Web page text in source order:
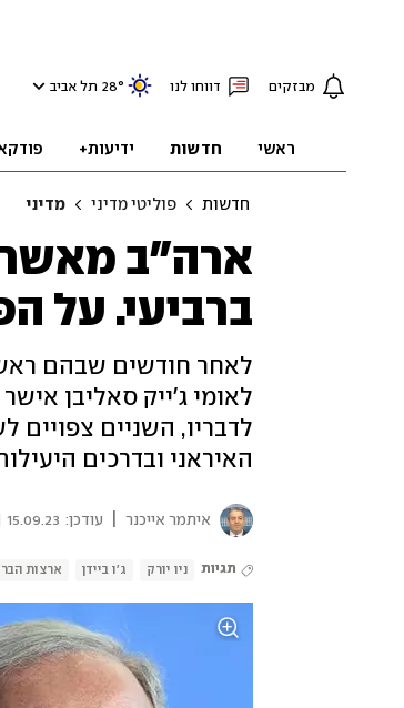
מבזקים דווחו לנו 28° תל אביב
ראשי חדשות ידיעות+
חדשות פוליטי מדיני מדיני
ארה"ב
ברביעי. על
לאחר חודשים שבהם
לאומי ג'ייק סאליבן
לדבריו, השניים צפויים
האיראני ובדרכים
איתמר אייכנר עודכן: 15.09.23 | 21:36
תגיות ניו יורק ג'ו ביידן ארצות